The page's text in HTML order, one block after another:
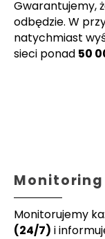
Gwarantujemy,
odbędzie. W
natychmiast
sieci ponad 50
Monitoring
Monitorujemy
(24/7) i